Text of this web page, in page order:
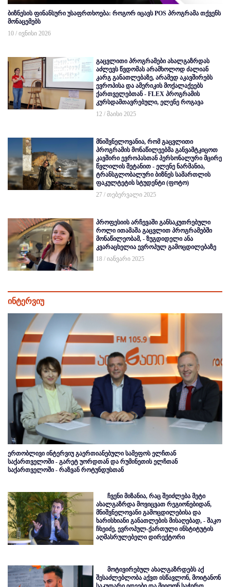
ბიზნესის ფინანსური უსაფრთხოება: როგორ იცავს POS პროგრამა თქვენს
მონაცემებს
10 / ივნისი 2026
გაცვლითი პროგრამები ახალგაზრდას
აძლევს წვდომას არამხოლოდ ძალიან
კარგ განათლებაზე, არამედ აკავშირებს
ევროპისა და ამერიკის მოქალაქეებს
ქართველებთან - FLEX პროგრამის
კურსდამთავრებული, ელენე როგავა
12 / მაისი 2025
მნიშვნელოვანია, რომ გაცვლითი
პროგრამის მონაწილეებმა განვამტკიცოთ
კავშირი ევროპასთან პერსონალური მცირე
წვლილის შეტანით - ელენე ნარმანია,
ტრანსგლობალური ბიზნეს სამართლის
ფაკულტეტის სტუდენტი (ფოტო)
27 / თებერვალი 2025
პროფესიის არჩევაში განსაკუთრებული
როლი ითამაშა გაცვლით პროგრამებში
მონაწილეობამ, - ზუგდიდელი ანა
კვარაცხელია ევროპულ გამოცდილებაზე
18 / იანვარი 2025
ინტერვიუ
ერთობლივი ინტერვიუ გაერთიანებული სამეფოს ელჩთან
საქართველოში - გარეტ უორდთან და რუმინეთის ელჩთან
საქართველოში - რაზვან როტუნდუსთან
ჩვენი მიზანია, რაც შეიძლება მეტი
ახალგაზრდა მოვიცვათ რეგიონებიდან,
მნიშვნელოვანი გამოცდილებისა და
ხარისხიანი განათლების მისაღებად, - შაკო
ჩხეიძე, ევროპულ-ქართული ინსტიტუტის
აღმასრულებელი დირექტორი
მოტივირებულ ახალგაზრდებს აქ
შესაძლებლობა აქვთ ისწავლონ, მოიტანონ